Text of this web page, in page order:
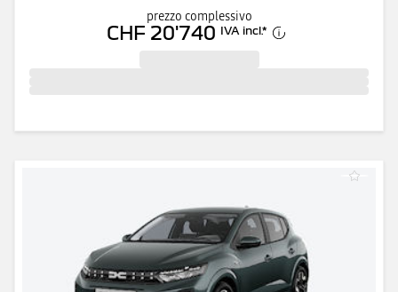
prezzo complessivo
CHF 20'740 IVA incl.*